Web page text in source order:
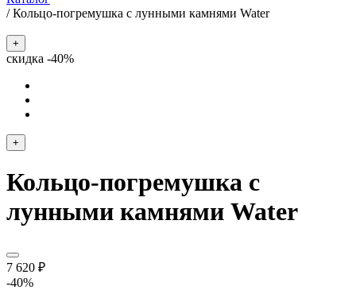
/Кольцо-погремушка с лунными камнями Water
+
скидка -40%
+
Кольцо-погремушка с
лунными камнями Water
7 620 ₽
-40%